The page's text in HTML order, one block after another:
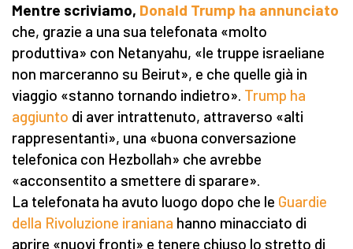
Mentre scriviamo, Donald Trump ha annunciato
che, grazie a una sua telefonata «molto
produttiva» con Netanyahu, «le truppe israeliane
non marceranno su Beirut», e che quelle già in
viaggio «stanno tornando indietro». Trump ha
aggiunto di aver intrattenuto, attraverso «alti
rappresentanti», una «buona conversazione
telefonica con Hezbollah» che avrebbe
«acconsentito a smettere di sparare».
La telefonata ha avuto luogo dopo che le Guardie
della Rivoluzione iraniana hanno minacciato di
aprire «nuovi fronti» e tenere chiuso lo stretto di